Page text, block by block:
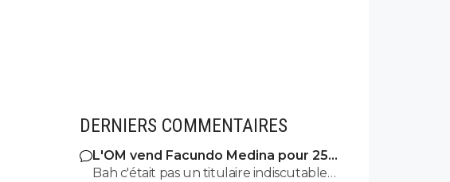
DERNIERS COMMENTAIRES
L'OM vend Facundo Medina pour 25ME
à Leverkusen
Bah c'était pas un titulaire indiscutable